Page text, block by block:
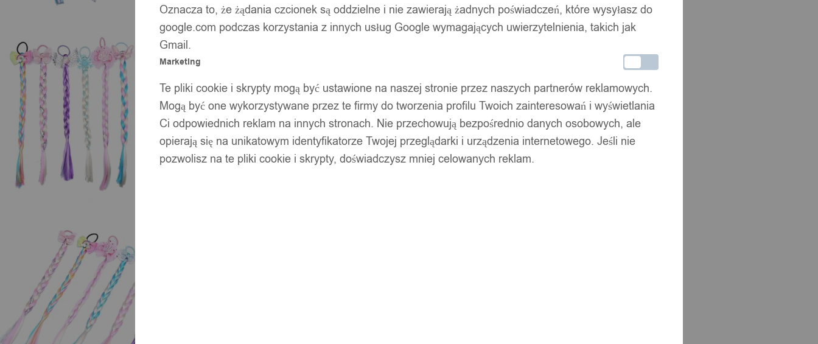
Oznacza to, że żądania czcionek są oddzielne i nie zawierają żadnych poświadczeń, które wysyłasz do
google.com podczas korzystania z innych usług Google wymagających uwierzytelnienia, takich jak
Gmail.
Marketing
Te pliki cookie i skrypty mogą być ustawione na naszej stronie przez naszych partnerów reklamowych.
Mogą być one wykorzystywane przez te firmy do tworzenia profilu Twoich zainteresowań i wyświetlania
Ci odpowiednich reklam na innych stronach. Nie przechowują bezpośrednio danych osobowych, ale
opierają się na unikatowym identyfikatorze Twojej przeglądarki i urządzenia internetowego. Jeśli nie
pozwolisz na te pliki cookie i skrypty, doświadczysz mniej celowanych reklam.